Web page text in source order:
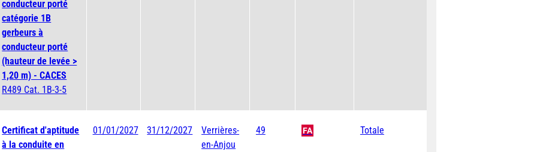
conducteur porté
catégorie 1B
gerbeurs à
conducteur porté
(hauteur de levée >
1,20 m) - CACES
R489 Cat. 1B-3-5
Certificat d'aptitude
à la conduite en
01/01/2027 31/12/2027
Verrières-
en-Anjou
49 FA Totale